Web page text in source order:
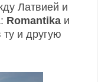
Латвией и
Romantika и
ту и другую